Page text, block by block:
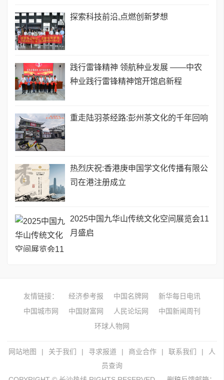
探索科技前沿,点燃创新梦想
践行雷锋精神 领航种业发展 ——中农
种业践行雷锋精神馆开馆启新程
重走陆羽茶经路:彭州茶文化的千年回响
热烈庆祝:香港庚申国学文化传播有限公
司在港注册成立
2025中国九华山传统文化空间展览会11
月盛启
友情链接： 经济参考报 中国名牌网
新华每日电讯
中国城市网
中国财富网 人民论坛网
中国新闻周刊
环球人物网
网站地图 | 关于我们 | 寻求报道 | 商业合作 | 联系我们 |
人
员查询